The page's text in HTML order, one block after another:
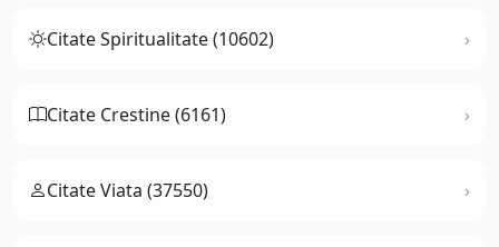
Citate Spiritualitate (10602)
Citate Crestine (6161)
Citate Viata (37550)